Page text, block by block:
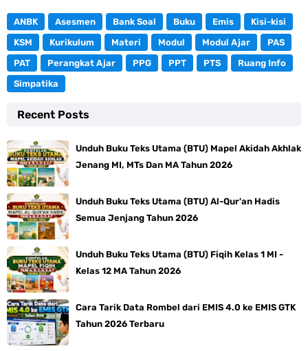
ANBK Asesmen Bank Soal Buku Emis
Kisi-kisi
KSM
Kurikulum Materi Modul Modul Ajar
PAS
PAT
Perangkat Ajar PPG PPT PTS
Ruang Info
Simpatika
Recent Posts
Unduh Buku Teks Utama (BTU) Mapel Akidah Akhlak
Jenang MI, MTs Dan MA Tahun 2026
Unduh Buku Teks Utama (BTU) Al-Qur'an Hadis
Semua Jenjang Tahun 2026
Unduh Buku Teks Utama (BTU) Fiqih Kelas 1 MI -
Kelas 12 MA Tahun 2026
Cara Tarik Data Rombel dari EMIS 4.0 ke EMIS GTK
Tahun 2026 Terbaru